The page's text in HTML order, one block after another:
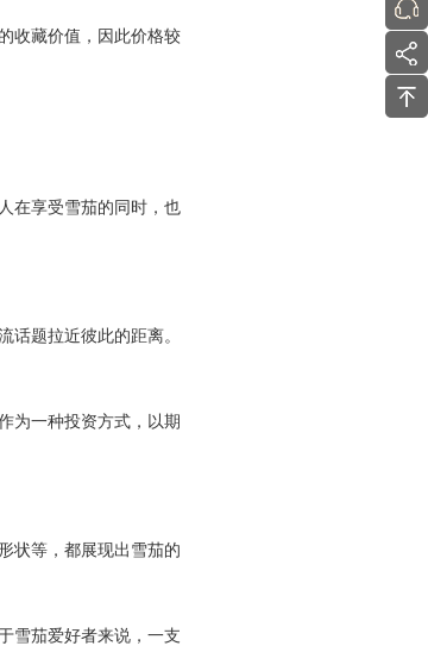
收藏价值，因此价格较
在享受雪茄的同时，也
话题拉近彼此的距离。
为一种投资方式，以期
状等，都展现出雪茄的
雪茄爱好者来说，一支